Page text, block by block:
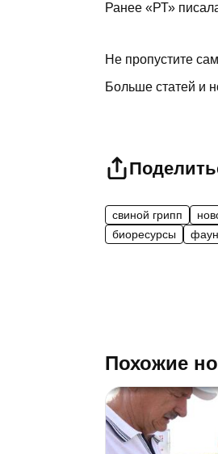
Ранее «РТ»
Не пропустите
Больше статей и
свиной грипп
биоресурсы
Похожие